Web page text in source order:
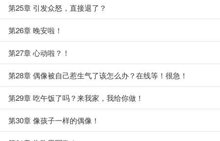
第25章 引发众怒，直接退了？
第26章 晚安啦！
第27章 心动啦？！
第28章 偶像被自己惹生气了该怎么办？在线等！很急！
第29章 吃午饭了吗？来我家，我给你做！
第30章 像孩子一样的偶像！